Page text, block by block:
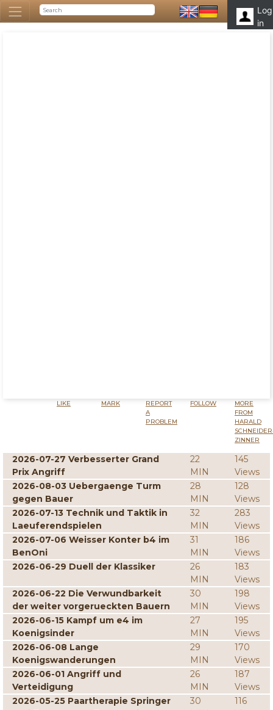
Log
in
LIKE MARK
REPORT
A
PROBLEM
FOLLOW
MORE
FROM
HARALD
ZINNER
2026-07-27 Verbesserter Grand
Prix Angriff
22
MIN
145
Views
2026-08-03 Uebergaenge Turm
gegen Bauer
28
MIN
128
Views
2026-07-13 Technik und Taktik in
Laeuferendspielen
32
MIN
283
Views
2026-07-06 Weisser Konter b4 im
BenOni
31
MIN
186
Views
2026-06-29 Duell der Klassiker
26
MIN
183
Views
2026-06-22 Die Verwundbarkeit
der weiter vorgerueckten Bauern
30
MIN
198
Views
2026-06-15 Kampf um e4 im
Koenigsinder
27
MIN
195
Views
2026-06-08 Lange
Koenigswanderungen
29
MIN
170
Views
2026-06-01 Angriff und
Verteidigung
26
MIN
187
Views
2026-05-25 Paartherapie Springer
30
116